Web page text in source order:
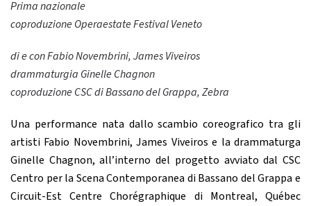
Prima nazionale
coproduzione Operaestate Festival Veneto
di e con Fabio Novembrini, James Viveiros
drammaturgia Ginelle Chagnon
coproduzione CSC di Bassano del Grappa, Zebra
Una performance nata dallo scambio coreografico tra gli
artisti Fabio Novembrini, James Viveiros e la drammaturga
Ginelle Chagnon, all’interno del progetto avviato dal CSC
Centro per la Scena Contemporanea di Bassano del Grappa e
Circuit-Est Centre Chorégraphique di Montreal, Québec